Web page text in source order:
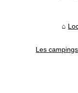
Les